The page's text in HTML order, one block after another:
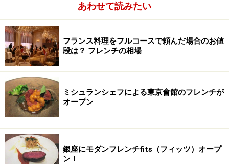
あわせて読みたい
フランス料理をフルコースで頼んだ場合のお値
段は？ フレンチの相場
ミシュランシェフによる東京會館のフレンチが
オープン
銀座にモダンフレンチfits（フィッツ）オープ
ン！